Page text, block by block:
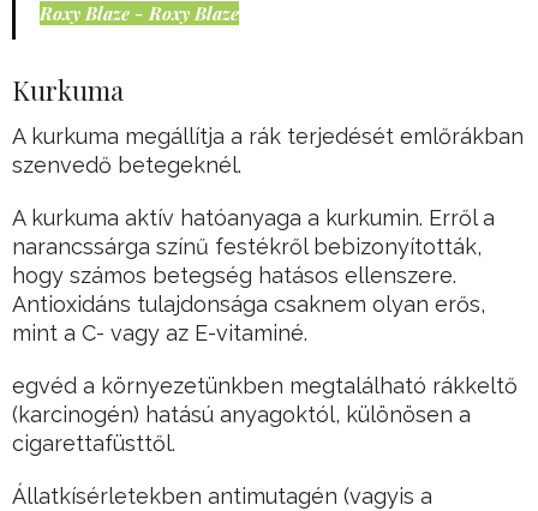
Roxy Blaze - Roxy Blaze
Kurkuma
A kurkuma megállítja a rák terjedését emlőrákban
szenvedő betegeknél.
A kurkuma aktív hatóanyaga a kurkumin. Erről a
narancssárga színű festékről bebizonyították,
hogy számos betegség hatásos ellenszere.
Antioxidáns tulajdonsága csaknem olyan erős,
mint a C- vagy az E-vitaminé.
egvéd a környezetünkben megtalálható rákkeltő
(karcinogén) hatású anyagoktól, különösen a
cigarettafüsttől.
Állatkísérletekben antimutagén (vagyis a